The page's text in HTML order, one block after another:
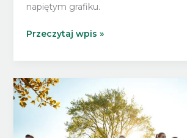
napiętym grafiku.
Jak
regularność
ruchu,
kiedy
każdy
wygląda
Przeczytaj wpis »